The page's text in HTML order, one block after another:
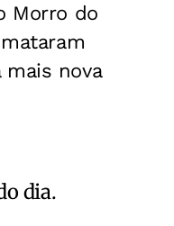
Morro do
nova
dia.